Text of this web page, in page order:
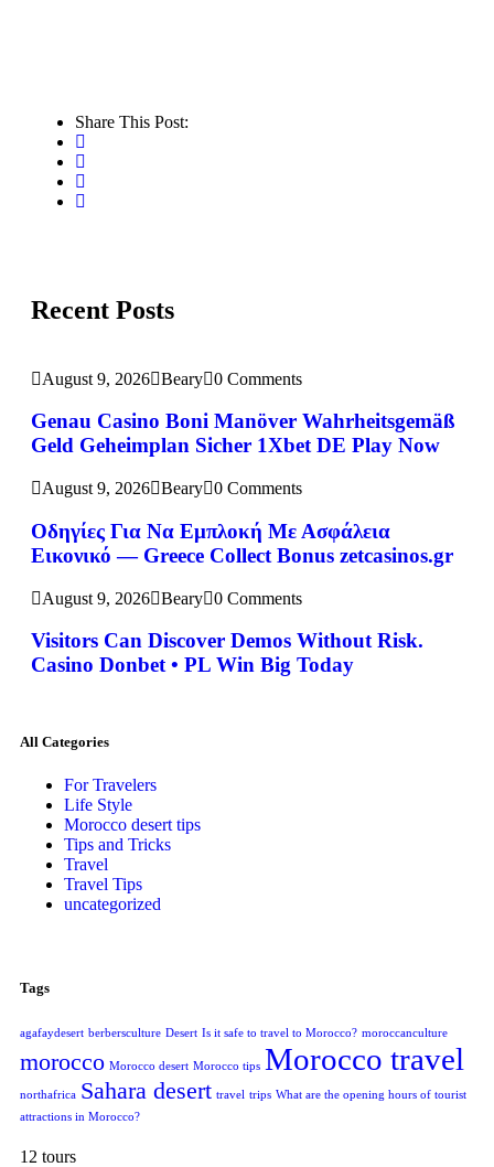
Share This Post:
Recent Posts
August 9, 2026 Beary 0 Comments
Genau Casino Boni Manöver Wahrheitsgemäß
Geld Geheimplan Sicher 1Xbet DE Play Now
August 9, 2026 Beary 0 Comments
Οδηγίες Για Να Εμπλοκή Με Ασφάλεια
Εικονικό — Greece Collect Bonus zetcasinos.gr
August 9, 2026 Beary 0 Comments
Visitors Can Discover Demos Without Risk.
Casino Donbet • PL Win Big Today
All Categories
For Travelers
Life Style
Morocco desert tips
Tips and Tricks
Travel
Travel Tips
uncategorized
Tags
agafaydesert berbersculture Desert Is it safe to travel to Morocco? moroccanculture
morocco Morocco desert Morocco tips Morocco travel
northafrica Sahara desert travel trips What are the opening hours of tourist
attractions in Morocco?
12 tours